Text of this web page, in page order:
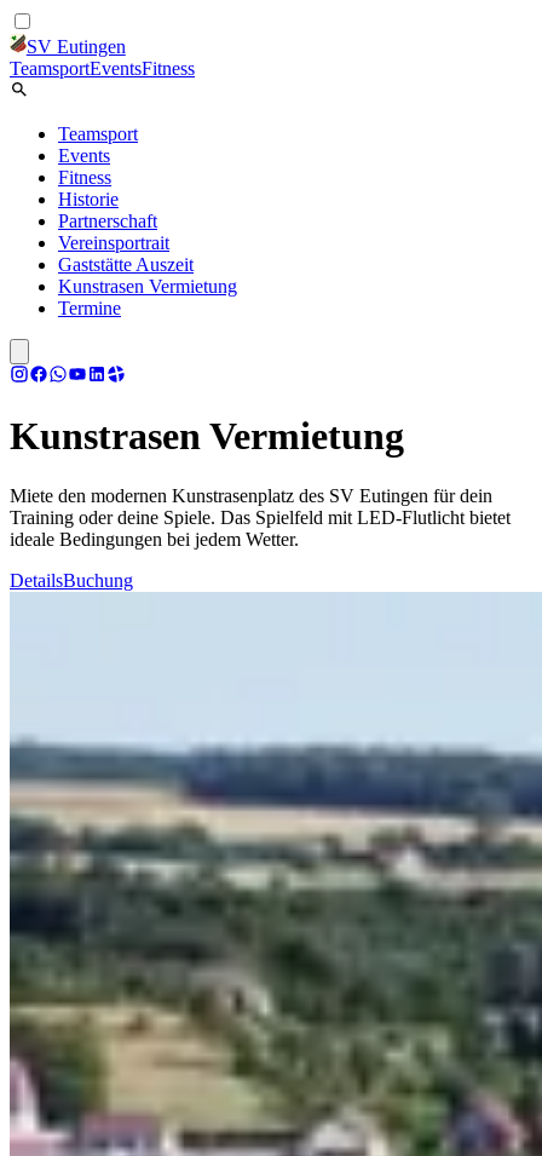
SV Eutingen
TeamsportEventsFitness
Teamsport
Events
Fitness
Historie
Partnerschaft
Vereinsportrait
Gaststätte Auszeit
Kunstrasen Vermietung
Termine
Kunstrasen Vermietung
Miete den modernen Kunstrasenplatz des SV Eutingen für dein
Training oder deine Spiele. Das Spielfeld mit LED-Flutlicht bietet
ideale Bedingungen bei jedem Wetter.
DetailsBuchung